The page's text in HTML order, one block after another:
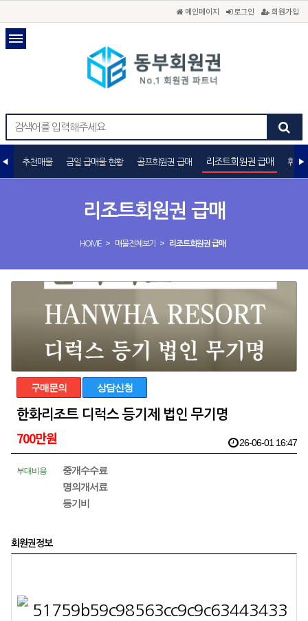
메인페이지 로그인 회원가입
리조트회원권 급매
HOME > 매물전체보기 > 리조트회원권 급매
추천매물 금일 급매물 현황 골프회원권 급매 리조트회원권 급매 휘트
구매문의 상담신청
한화리조트 디럭스 등기제 법인 무기명
700만원
부대비용
중개수수료
명의개서료
등기비
26-06-01 16:47
회원권정보